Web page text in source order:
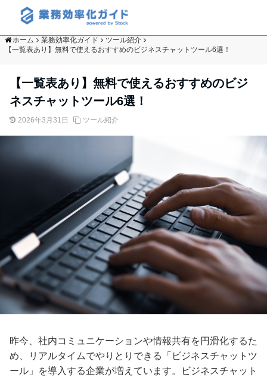
ホーム 業務効率化ガイド
ツール紹介
【一覧表あり】無料で使えるおすすめのビジネスチャットツール6選！
【一覧表あり】無料で使えるおすすめのビジ
ネスチャットツール6選！
2026年3月31日 ツール紹介
昨今、社内コミュニケーションや情報共有を円滑化するた
め、リアルタイムでやりとりできる「ビジネスチャットツ
ール」を導入する企業が増えています。ビジネスチャット